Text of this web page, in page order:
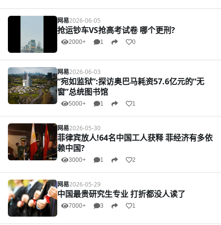
网易2026-06-05
抢运钞车VS抢高考试卷 哪个更刑?
2000+ 1 0
网易2026-06-03
“宛如监狱”:探访奥巴马耗资57.6亿元的“无
窗”总统图书馆
5000+ 1 1
网易2026-05-30
菲律宾放人!64名中国工人获释 菲经济有多依
赖中国?
3000+ 1 2
网易2026-05-29
中国最贵研究生专业 打折都没人读了
7000+ 3 1